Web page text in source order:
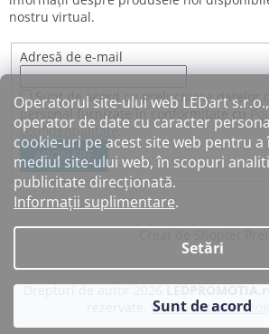
Operatorul site-ului web LEDart
operator de date cu caracter
cookie-uri pe acest site web pentru
mediul site-ului web, în scopuri
publicitate direcționată.
Informații suplimentare.
Setări
Sunt de acord
nostru virtual.
Adresă de e-mail
Sunt de acord cu prelucrarea datelor
personal furnizate în conformitate cu
confidențialitate.
ABONARE
Editați setările